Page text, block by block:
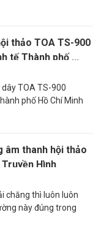
thảo TOA TS-900
tế Thành phố ...
TOA TS-900
phố Hồ Chí Minh
âm thanh hội thảo
Hình
chăng thì luôn luôn
này đúng trong